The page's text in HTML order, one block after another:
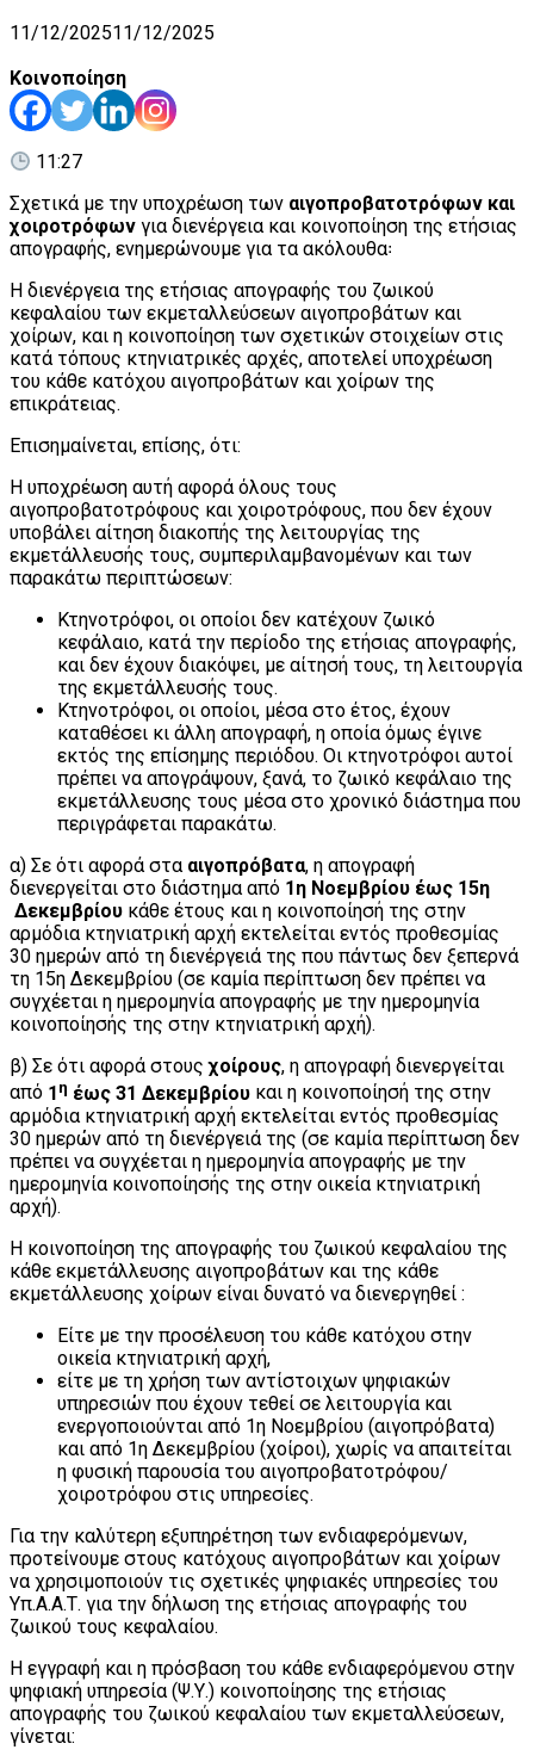
11/12/202511/12/2025
Κοινοποίηση
11:27
Σχετικά με την υποχρέωση των αιγοπροβατοτρόφων και
χοιροτρόφων για διενέργεια και κοινοποίηση της ετήσιας
απογραφής, ενημερώνουμε για τα ακόλουθα꞉
Η διενέργεια της ετήσιας απογραφής του ζωικού
κεφαλαίου των εκμεταλλεύσεων αιγοπροβάτων και
χοίρων, και η κοινοποίηση των σχετικών στοιχείων στις
κατά τόπους κτηνιατρικές αρχές, αποτελεί υποχρέωση
του κάθε κατόχου αιγοπροβάτων και χοίρων της
επικράτειας.
Επισημαίνεται, επίσης, ότι:
Η υποχρέωση αυτή αφορά όλους τους
αιγοπροβατοτρόφους και χοιροτρόφους, που δεν έχουν
υποβάλει αίτηση διακοπής της λειτουργίας της
εκμετάλλευσής τους, συμπεριλαμβανομένων και των
παρακάτω περιπτώσεων:
Κτηνοτρόφοι, οι οποίοι δεν κατέχουν ζωικό
κεφάλαιο, κατά την περίοδο της ετήσιας απογραφής,
και δεν έχουν διακόψει, με αίτησή τους, τη λειτουργία
της εκμετάλλευσής τους.
Κτηνοτρόφοι, οι οποίοι, μέσα στο έτος, έχουν
καταθέσει κι άλλη απογραφή, η οποία όμως έγινε
εκτός της επίσημης περιόδου. Οι κτηνοτρόφοι αυτοί
πρέπει να απογράψουν, ξανά, το ζωικό κεφάλαιο της
εκμετάλλευσης τους μέσα στο χρονικό διάστημα που
περιγράφεται παρακάτω.
α) Σε ότι αφορά στα αιγοπρόβατα, η απογραφή
διενεργείται στο διάστημα από 1η Νοεμβρίου έως 15η
Δεκεμβρίου κάθε έτους και η κοινοποίησή της στην
αρμόδια κτηνιατρική αρχή εκτελείται εντός προθεσμίας
30 ημερών από τη διενέργειά της που πάντως δεν ξεπερνά
τη 15η Δεκεμβρίου (σε καμία περίπτωση δεν πρέπει να
συγχέεται η ημερομηνία απογραφής με την ημερομηνία
κοινοποίησής της στην κτηνιατρική αρχή).
β) Σε ότι αφορά στουςχοίρους, η απογραφή διενεργείται
από 1 η έως 31 Δεκεμβρίου και η κοινοποίησή της στην
αρμόδια κτηνιατρική αρχή εκτελείται εντός προθεσμίας
30 ημερών από τη διενέργειά της (σε καμία περίπτωση δεν
πρέπει να συγχέεται η ημερομηνία απογραφής με την
ημερομηνία κοινοποίησής της στην οικεία κτηνιατρική
αρχή).
Η κοινοποίηση της απογραφής του ζωικού κεφαλαίου της
κάθε εκμετάλλευσης αιγοπροβάτων και της κάθε
εκμετάλλευσης χοίρων είναι δυνατό να διενεργηθεί :
Είτε με την προσέλευση του κάθε κατόχου στην
οικεία κτηνιατρική αρχή,
είτε με τη χρήση των αντίστοιχων ψηφιακών
υπηρεσιών που έχουν τεθεί σε λειτουργία και
ενεργοποιούνται από 1η Νοεμβρίου (αιγοπρόβατα)
και από 1η Δεκεμβρίου (χοίροι), χωρίς να απαιτείται
η φυσική παρουσία του αιγοπροβατοτρόφου/
χοιροτρόφου στις υπηρεσίες.
Για την καλύτερη εξυπηρέτηση των ενδιαφερόμενων,
προτείνουμε στους κατόχους αιγοπροβάτων και χοίρων
να χρησιμοποιούν τις σχετικές ψηφιακές υπηρεσίες του
Υπ.Α.Α.Τ. για την δήλωση της ετήσιας απογραφής του
ζωικού τους κεφαλαίου.
Η εγγραφή και η πρόσβαση του κάθε ενδιαφερόμενου στην
ψηφιακή υπηρεσία (Ψ.Υ.) κοινοποίησης της ετήσιας
απογραφής του ζωικού κεφαλαίου των εκμεταλλεύσεων,
γίνεται: